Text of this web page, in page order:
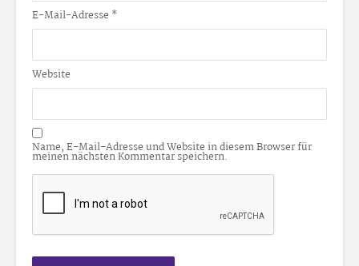
E-Mail-Adresse *
Website
Name, E-Mail-Adresse und Website in diesem Browser für
meinen nächsten Kommentar speichern.